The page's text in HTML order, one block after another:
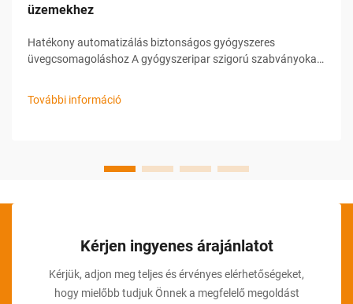
üzemekhez
Hatékony automatizálás biztonságos gyógyszeres
üvegcsomagoláshoz A gyógyszeripar szigorú szabványokat
További információ
Kérjen ingyenes árajánlatot
Kérjük, adjon meg teljes és érvényes elérhetőségeket,
hogy mielőbb tudjuk Önnek a megfelelő megoldást